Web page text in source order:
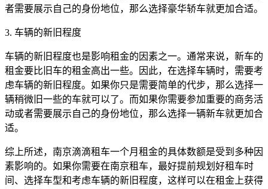
者需要展示自己的身份地位，那么选择豪华轿车就更加合适。
3. 车辆的新旧程度
车辆的新旧程度也是影响租金的因素之一。通常来说，新车的
租金要比旧车的租金高出一些。因此，在选择车辆时，需要考
虑车辆的新旧程度。如果你只是需要简单的代步，那么选择一
辆稍微旧一些的车就可以了。而如果你需要参加重要的商务活
动或者需要展示自己的身份地位，那么选择一辆新车就更加合
适。
综上所述，南京滴滴租车一个月租金的具体数额是受到多种因
素影响的。如果你需要在南京租车，最好提前规划好租车时
间、选择车型和考虑车辆的新旧程度，这样可以在租金上获得